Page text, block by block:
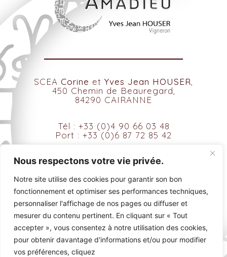
Nous respectons votre vie privée.
Notre site utilise des cookies pour garantir son bon
fonctionnement et optimiser ses performances techniques,
personnaliser l'affichage de nos pages ou diffuser et
mesurer du contenu pertinent. En cliquant sur « Tout
accepter », vous consentez à notre utilisation des cookies,
pour obtenir davantage d'informations et/ou pour modifier
vos préférences, cliquez
SCEA Corine et Yves Jean HOUSER
450 Chemin de Beauregard,
84290 CAIRANNE
Tél : +33 (0)4 90 66 03 48
Port : +33 (0)6 87 72 85 42
Tous droits réservés © 2021